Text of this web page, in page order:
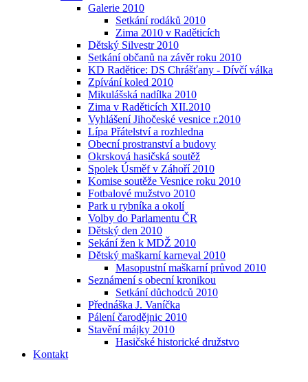
Galerie 2010
Setkání rodáků 2010
Zima 2010 v Raděticích
Dětský Silvestr 2010
Setkání občanů na závěr roku 2010
KD Radětice: DS Chrášťany - Dívčí válka
Zpívání koled 2010
Mikulášská nadílka 2010
Zima v Raděticích XII.2010
Vyhlášení Jihočeské vesnice r.2010
Lípa Přátelství a rozhledna
Obecní prostranství a budovy
Okrsková hasičská soutěž
Spolek Úsměf v Záhoří 2010
Komise soutěže Vesnice roku 2010
Fotbalové mužstvo 2010
Park u rybníka a okolí
Volby do Parlamentu ČR
Dětský den 2010
Sekání žen k MDŽ 2010
Dětský maškarní karneval 2010
Masopustní maškarní průvod 2010
Seznámení s obecní kronikou
Setkání důchodců 2010
Přednáška J. Vaníčka
Pálení čarodějnic 2010
Stavění májky 2010
Hasičské historické družstvo
Kontakt